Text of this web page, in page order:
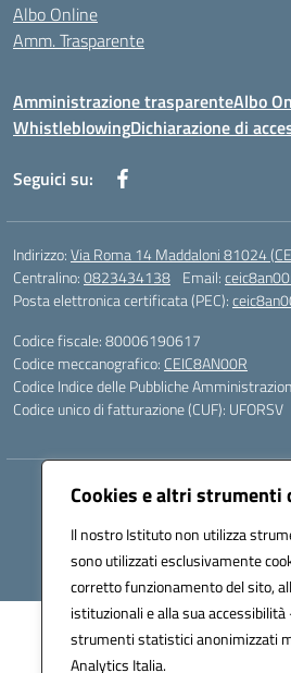
Cookies e altri strumenti
Il nostro Istituto non utilizza
sono utilizzati esclusivamente
corretto funzionamento del sito,
istituzionali e alla sua
strumenti statistici anonimizzati
Analytics Italia.
Albo Online
Amm. Trasparente
Amministrazione trasparenteAlbo
WhistleblowingDichiarazione di
Seguici su:
Indirizzo:Via Roma 14 Maddaloni 81024
Centralino:0823434138 Email:
Posta elettronica certificata (PEC):
Codice fiscale: 80006190617
Codice meccanografico: CEIC8AN00R
Codice Indice delle Pubbliche
Codice unico di fatturazione (CUF): UFORSV
Hosting & Powered by